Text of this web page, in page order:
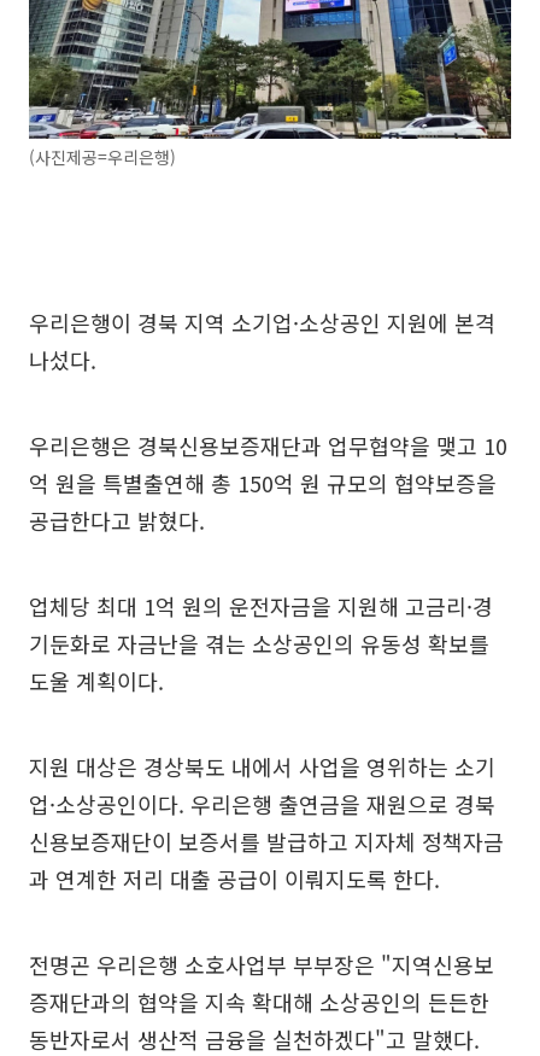
(사진제공=우리은행)
우리은행이 경북 지역 소기업·소상공인 지원에 본격
나섰다.
우리은행은 경북신용보증재단과 업무협약을 맺고 10
억 원을 특별출연해 총 150억 원 규모의 협약보증을
공급한다고 밝혔다.
업체당 최대 1억 원의 운전자금을 지원해 고금리·경
기둔화로 자금난을 겪는 소상공인의 유동성 확보를
도울 계획이다.
지원 대상은 경상북도 내에서 사업을 영위하는 소기
업·소상공인이다. 우리은행 출연금을 재원으로 경북
신용보증재단이 보증서를 발급하고 지자체 정책자금
과 연계한 저리 대출 공급이 이뤄지도록 한다.
전명곤 우리은행 소호사업부 부부장은 "지역신용보
증재단과의 협약을 지속 확대해 소상공인의 든든한
동반자로서 생산적 금융을 실천하겠다"고 말했다.